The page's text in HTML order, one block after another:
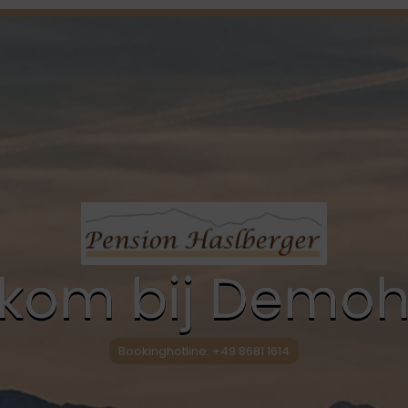
bij
Bookinghotline: +49 8681 1614